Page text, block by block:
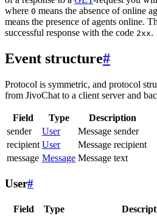
where 0 means the absence of online
means the presence of agents online.
successful response with the code 2xx.
Event structure#
Protocol is symmetric, and protocol
from JivoChat to a client server and
Field Type
Description
sender
User
Message sender
recipient User
Message recipient
message Message Message text
User#
Field Type